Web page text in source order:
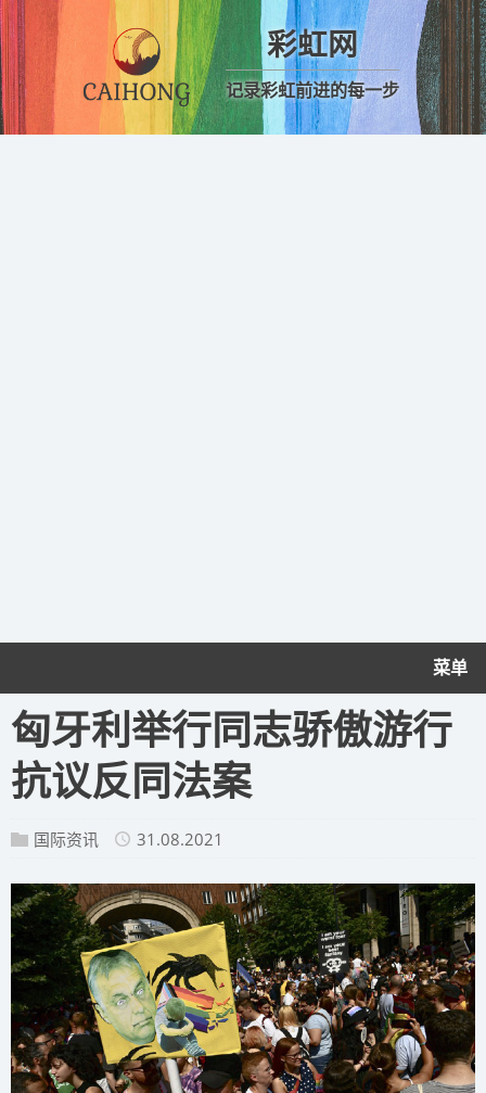
彩虹网
记录彩虹前进的每一步
菜单
匈牙利举行同志骄傲游行
抗议反同法案
国际资讯 31.08.2021